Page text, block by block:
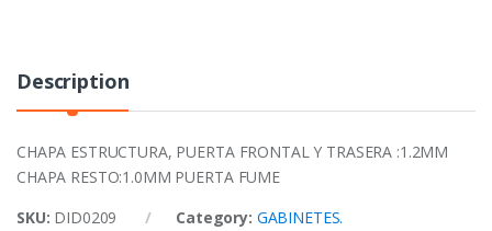
Description
CHAPA ESTRUCTURA, PUERTA FRONTAL Y TRASERA :1.2MM
CHAPA RESTO:1.0MM PUERTA FUME
SKU: DID0209 Category: GABINETES.